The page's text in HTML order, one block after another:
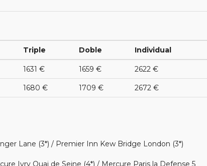
Triple Doble Individual
1631 € 1659 € 2622 €
1680 € 1709 € 2672 €
Lane (3*) / Premier Inn Kew Bridge London (3*)
Ivry Quai de Seine (4*) / Mercure Paris la Defense 5